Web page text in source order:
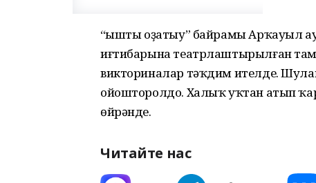
“Ҡышты оҙатыу” байрамы Арҡауыл
иғтибарына театрлаштырылған
викториналар тәҡдим ителде.
ойошторолдо. Халыҡ уҡтан атып
өйрәнде.
Читайте нас